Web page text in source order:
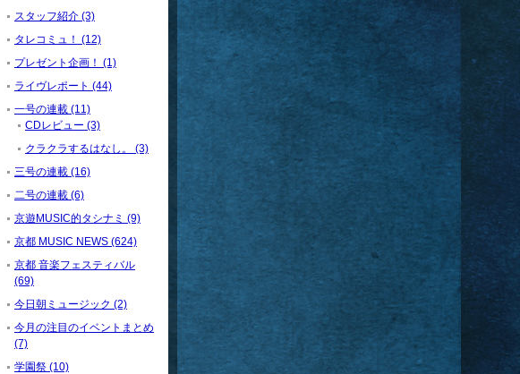
スタッフ紹介 (3)
タレコミュ！ (12)
プレゼント企画！ (1)
ライヴレポート (44)
一号の連載 (11)
CDレビュー (3)
クラクラするはなし。 (3)
三号の連載 (16)
二号の連載 (6)
京遊MUSIC的タシナミ (9)
京都 MUSIC NEWS (624)
京都 音楽フェスティバル
(69)
今日朝ミュージック (2)
今月の注目のイベントまとめ
(7)
学園祭 (10)